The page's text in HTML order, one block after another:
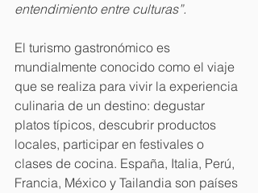
entendimiento entre culturas”.
El turismo gastronómico es
mundialmente conocido como el viaje
que se realiza para vivir la experiencia
culinaria de un destino: degustar
platos típicos, descubrir productos
locales, participar en festivales o
clases de cocina. España, Italia, Perú,
Francia, México y Tailandia son países